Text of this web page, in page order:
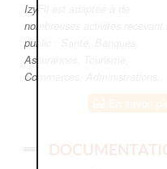
IzyFil est adaptée à de
nombreuses activités recevant
public : Santé, Banques,
Assurances, Tourisme,
Commerces, Administrations...